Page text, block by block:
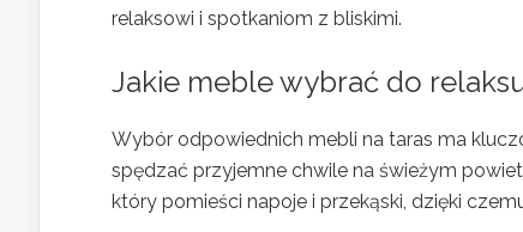
relaksowi i spotkaniom z bliskimi.
Jakie meble wybrać do
Wybór odpowiednich mebli na taras ma
spędzać przyjemne chwile na świeżym
który pomieści napoje i przekąski, dzięki